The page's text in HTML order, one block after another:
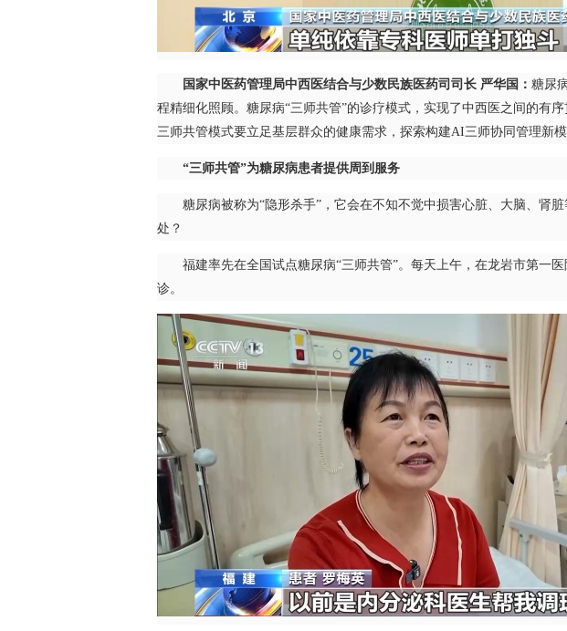
国家中医药管理局中西医结合与少数民族医药司司长 严华国： 糖尿
程精细化照顾。糖尿病“三师共管”的诊疗模式，实现了中西医之间的有
三师共管模式要立足基层群众的健康需求，探索构建AI三师协同管理新模
“三师共管”为糖尿病患者提供周到服务
糖尿病被称为“隐形杀手”，它会在不知不觉中损害心脏、大脑、肾脏
处？
福建率先在全国试点糖尿病“三师共管”。每天上午，在龙岩市第一医
诊。